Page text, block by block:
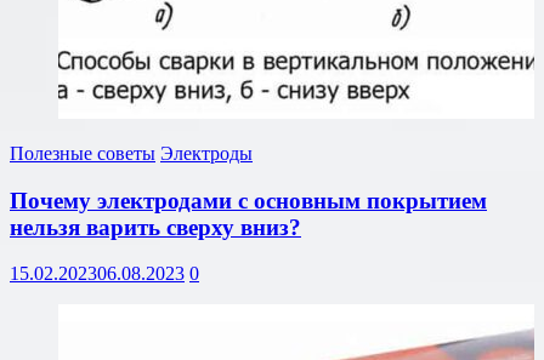
Полезные советы Электроды
Почему электродами с основным покрытием
нельзя варить сверху вниз?
15.02.202306.08.2023 0